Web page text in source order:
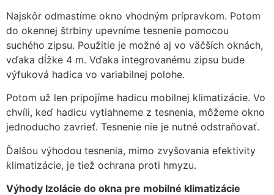
Najskôr odmastíme okno vhodným prípravkom. Potom
do okennej štrbiny upevníme tesnenie pomocou
suchého zipsu. Použitie je možné aj vo väčších oknách,
vďaka dĺžke 4 m. Vďaka integrovanému zipsu bude
výfuková hadica vo variabilnej polohe.
Potom už len pripojíme hadicu mobilnej klimatizácie. Vo
chvíli, keď hadicu vytiahneme z tesnenia, môžeme okno
jednoducho zavrieť. Tesnenie nie je nutné odstraňovať.
Ďalšou výhodou tesnenia, mimo zvyšovania efektivity
klimatizácie, je tiež ochrana proti hmyzu.
Výhody Izolácie do okna pre mobilné klimatizácie